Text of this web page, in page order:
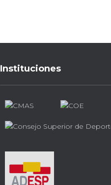
Instituciones